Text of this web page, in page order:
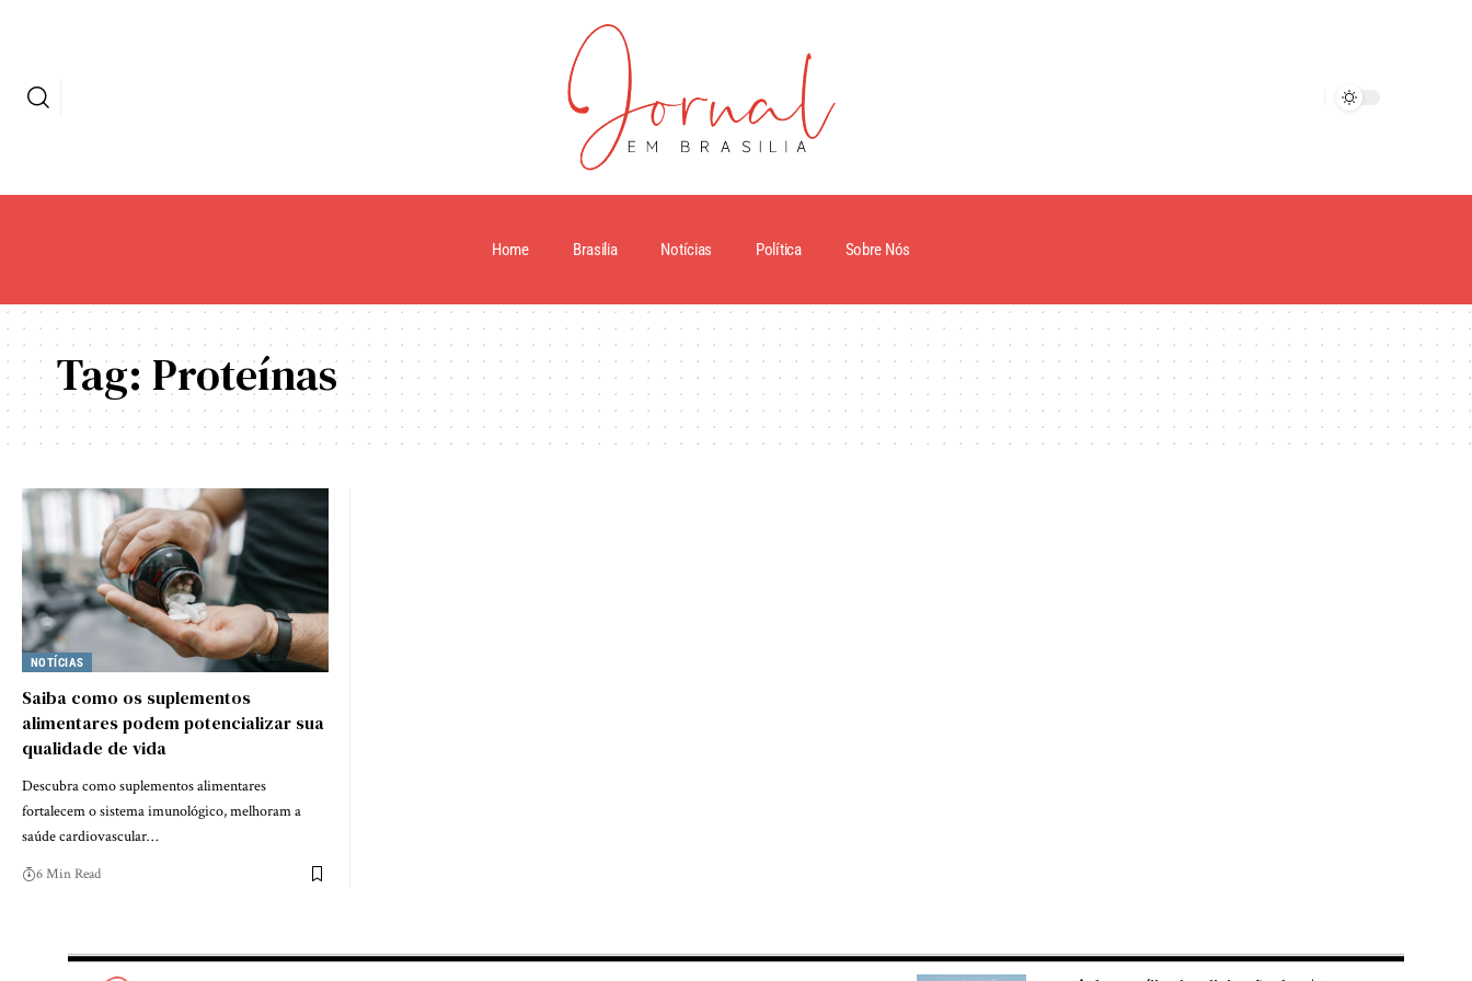
Home Brasilia Notícias Política Sobre Nós
Tag: Proteínas
NOTÍCIAS
Saiba como os suplementos
alimentares podem potencializar sua
qualidade de vida
Descubra como suplementos alimentares
fortalecem o sistema imunológico, melhoram a
saúde cardiovascular…
6 Min Read